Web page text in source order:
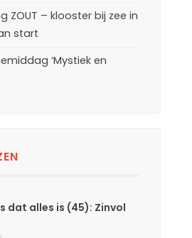
ZOUT – klooster bij zee in
start
‘Mystiek en
dat alles is (45): Zinvol